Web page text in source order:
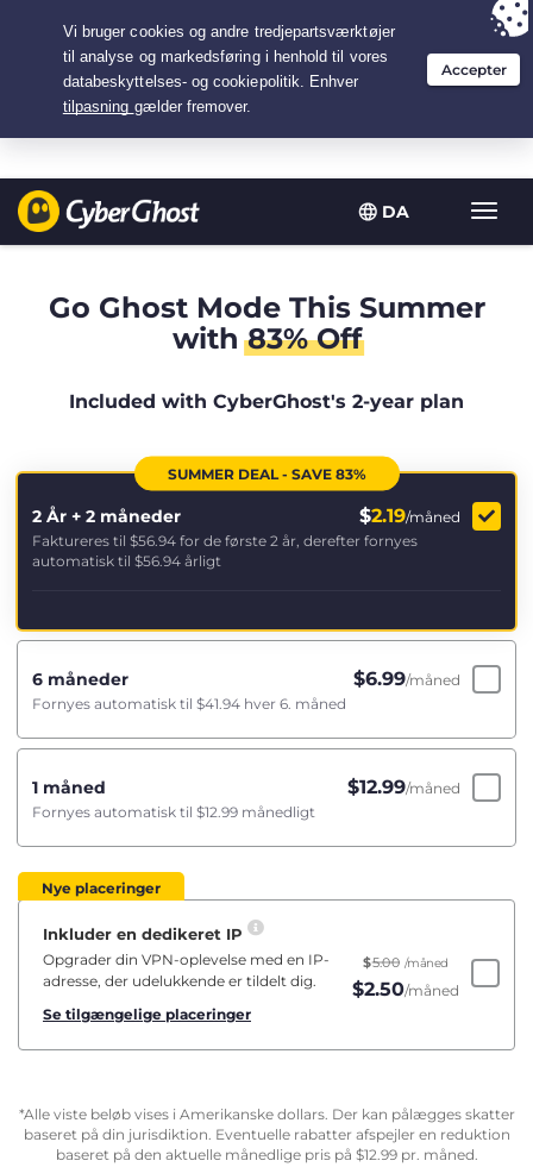
DA
Slå
Your choice:The Best Dealfor 2.1666666666667-years at $
/month
Go Ghost Mode This Summer
with83% Off
Included with CyberGhost's 2-year plan
SUMMER DEAL - SAVE 83%
2 År + 2 måneder $2.19/måned
Faktureres til $56.94 for de første 2 år, derefter fornyes
automatisk til $56.94 årligt
6 måneder $6.99/måned
Fornyes automatisk til $41.94 hver 6. måned
1 måned $12.99/måned
Fornyes automatisk til $12.99 månedligt
Nye placeringer
Inkluder en dedikeret IP
Opgrader din VPN-oplevelse med en IP-
adresse, der udelukkende er tildelt dig.
Se tilgængelige placeringer
$5.00 /måned
$2.50/måned
*Alle viste beløb vises i Amerikanske dollars. Der kan pålægges skatter
baseret på din jurisdiktion. Eventuelle rabatter afspejler en reduktion
baseret på den aktuelle månedlige pris på $12.99pr. måned.